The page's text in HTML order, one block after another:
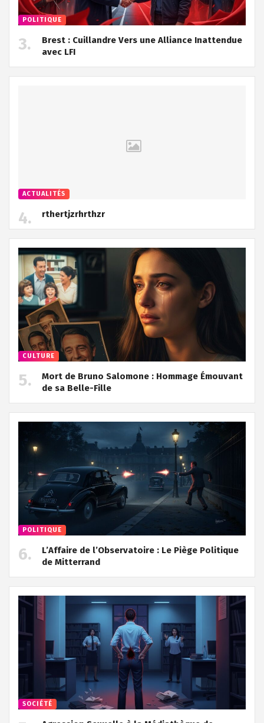
POLITIQUE
Brest : Cuillandre Vers une Alliance Inattendue
avec LFI
ACTUALITÉS
rthertjzrhrthzr
CULTURE
Mort de Bruno Salomone : Hommage Émouvant
de sa Belle-Fille
POLITIQUE
L’Affaire de l’Observatoire : Le Piège Politique
de Mitterrand
SOCIÉTÉ